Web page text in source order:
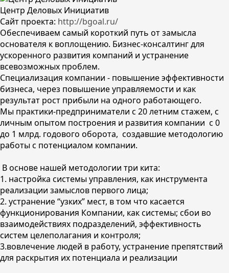
Центр Деловых Инициатив
Сайт проекта: http://bgoal.ru/
Обеспечиваем самый короткий путь от замысла
основателя к воплощению. Бизнес-консалтинг для
ускоренного развития компаний и устранение
всевозможных проблем.
Специализация компании - повышение эффективности
бизнеса, через повышение управляемости и как
результат рост прибыли на одного работающего.
Мы практики-предприниматели с 20 летним стажем, с
личным опытом построения и развития компании с 0
до 1 млрд. годового оборота, создавшие методологию
работы с потенциалом компании.
В основе нашей методологии три кита:
1. настройка системы управления, как инструмента
реализации замыслов первого лица;
2. устранение “узких” мест, в том что касается
функционирования Компании, как системы; сбои во
взаимодействиях подразделений, эффективность
систем целеполагания и контроля;
3.вовлечение людей в работу, устранение препятствий
для раскрытия их потенциала и реализации